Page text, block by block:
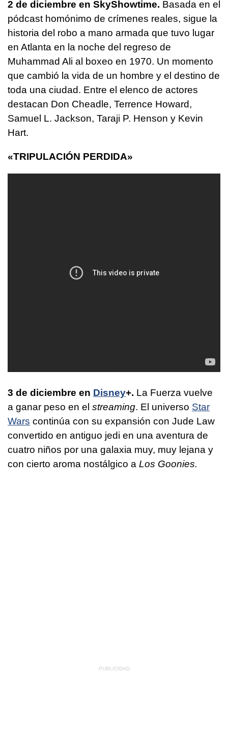
2 de diciembre en SkyShowtime. Basada en el
pódcast homónimo de crímenes reales, sigue la
historia del robo a mano armada que tuvo lugar
en Atlanta en la noche del regreso de
Muhammad Ali al boxeo en 1970. Un momento
que cambió la vida de un hombre y el destino de
toda una ciudad. Entre el elenco de actores
destacan Don Cheadle, Terrence Howard,
Samuel L. Jackson, Taraji P. Henson y Kevin
Hart.
«TRIPULACIÓN PERDIDA»
3 de diciembre en Disney+. La Fuerza vuelve
a ganar peso en el streaming. El universo Star
Wars continúa con su expansión con Jude Law
convertido en antiguo jedi en una aventura de
cuatro niños por una galaxia muy, muy lejana y
con cierto aroma nostálgico a Los Goonies.